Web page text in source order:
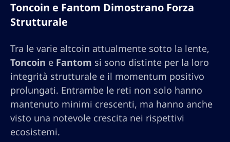
Toncoin e Fantom Dimostrano Forza
Strutturale
Tra le varie altcoin attualmente sotto la lente,
Toncoin e Fantom si sono distinte per la loro
integrità strutturale e il momentum positivo
prolungati. Entrambe le reti non solo hanno
mantenuto minimi crescenti, ma hanno anche
visto una notevole crescita nei rispettivi
ecosistemi.